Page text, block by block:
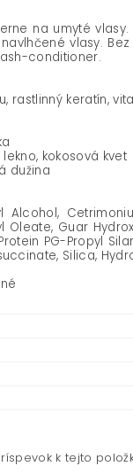
na umyté
vlasy.
conditioner.
rastlinný keratín,
kokosová kvet
dužina
Alcohol,
Oleate, Guar
PG-Propyl
Silica,
k tejto